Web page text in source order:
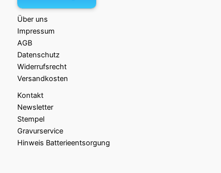
Über uns
Impressum
AGB
Datenschutz
Widerrufsrecht
Versandkosten
Kontakt
Newsletter
Stempel
Gravurservice
Hinweis Batterieentsorgung